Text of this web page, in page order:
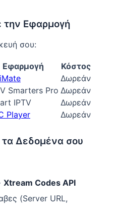
Εφαρμογή
σου:
Εφαρμογή
Κόστος
Δωρεάν
Smarters Pro Δωρεάν
IPTV
Δωρεάν
Player Δωρεάν
Δεδομένα σου
Xtream Codes API
(Server URL,